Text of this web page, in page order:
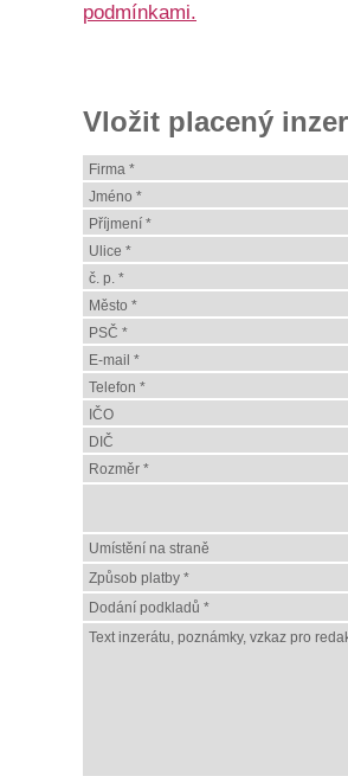
podmínkami.
Vložit placený
Firma *
Jméno *
Příjmení *
Ulice *
č. p. *
Město *
PSČ *
E-mail *
Telefon *
IČO
DIČ
Rozměr *
Umístění na straně
Způsob platby *
Dodání podkladů *
Text inzerátu, poznámky, vzkaz pro